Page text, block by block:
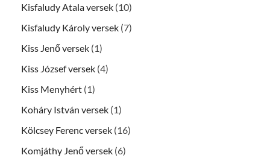
Kisfaludy Atala versek (10)
Kisfaludy Károly versek (7)
Kiss Jenő versek (1)
Kiss József versek (4)
Kiss Menyhért (1)
Koháry István versek (1)
Kölcsey Ferenc versek (16)
Komjáthy Jenő versek (6)